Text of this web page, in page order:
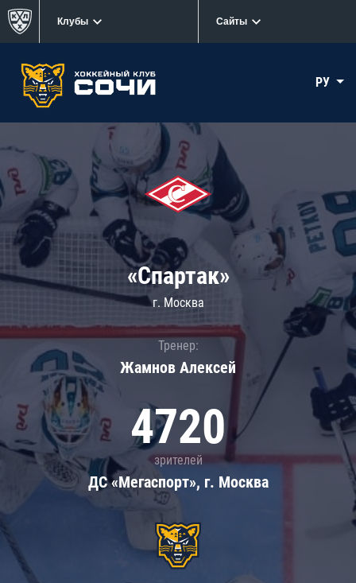
Клубы Сайты
РУ
«Спартак»
г. Москва
Тренер:
Жамнов Алексей
4720
зрителей
ДС «Мегаспорт», г. Москва